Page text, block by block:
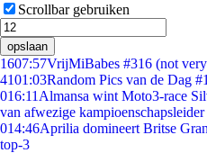
Scrollbar gebruiken
opslaan
1607:57VrijMiBabes #316 (not
4101:03Random Pics van de Dag
016:11 Almansa wint Moto3-race
van afwezige kampioenschapsleider
014:46Aprilia domineert Britse
top-3